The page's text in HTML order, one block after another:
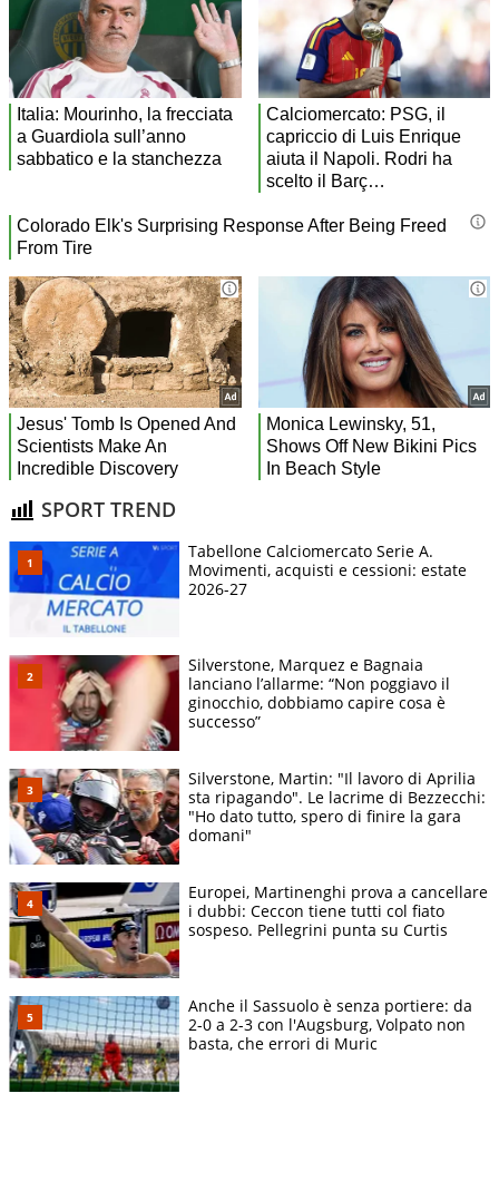
SPORT TREND
Tabellone Calciomercato Serie A.
Movimenti, acquisti e cessioni: estate
2026-27
Silverstone, Marquez e Bagnaia
lanciano l’allarme: “Non poggiavo il
ginocchio, dobbiamo capire cosa è
successo”
Silverstone, Martin: "Il lavoro di Aprilia
sta ripagando". Le lacrime di Bezzecchi:
"Ho dato tutto, spero di finire la gara
domani"
Europei, Martinenghi prova a cancellare
i dubbi: Ceccon tiene tutti col fiato
sospeso. Pellegrini punta su Curtis
Anche il Sassuolo è senza portiere: da
2-0 a 2-3 con l'Augsburg, Volpato non
basta, che errori di Muric